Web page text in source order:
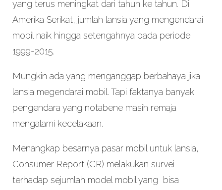
yang terus meningkat dari tahun ke tahun. Di
Amerika Serikat, jumlah lansia yang mengendarai
mobil naik hingga setengahnya pada periode
1999-2015.
Mungkin ada yang menganggap berbahaya jika
lansia megendarai mobil. Tapi faktanya banyak
pengendara yang notabene masih remaja
mengalami kecelakaan.
Menangkap besarnya pasar mobil untuk lansia,
Consumer Report (CR) melakukan survei
terhadap sejumlah model mobil yang bisa